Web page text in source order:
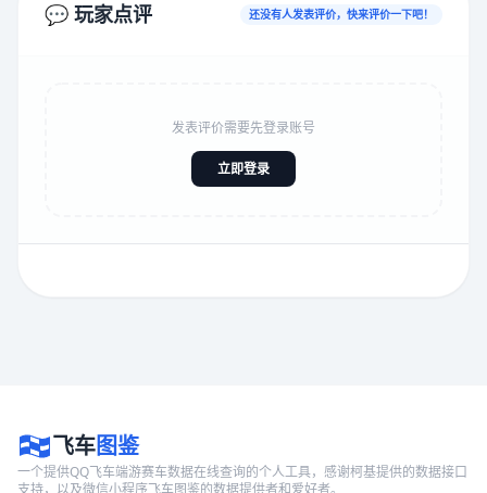
💬 玩家点评 还没有人发表评价，快来评价一下吧！
发表评价需要先登录账号
立即登录
飞车图鉴
一个提供QQ飞车端游赛车数据在线查询的个人工具，感谢柯基提供的数据接口
支持，以及微信小程序飞车图鉴的数据提供者和爱好者。